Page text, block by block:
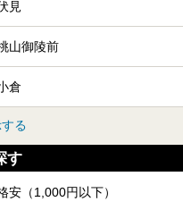
見
山御陵前
倉
る
す
安（1,000円以下）